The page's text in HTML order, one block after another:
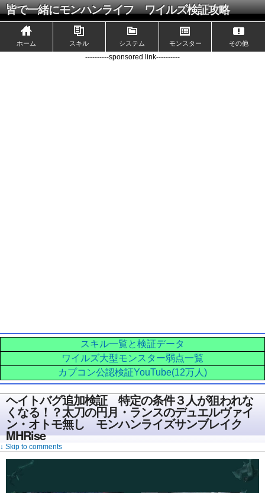
皆で一緒にモンハンライフ ワイルズ検証攻略
ホーム スキル システム モンスター その他
----------sponsored link----------
スキル一覧と検証データ
ワイルズ大型モンスター弱点一覧
カプコン公認検証YouTube(12万人)
ヘイトバグ追加検証 特定の条件３人が狙われな
くなる！？太刀の円月・ランスのデュエルヴァイ
ン・オトモ無し モンハンライズサンブレイク
MHRise
↓ Skip to comments